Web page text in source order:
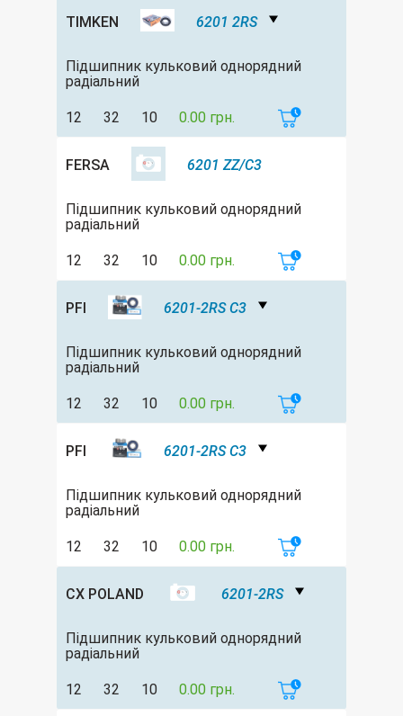
TIMKEN 6201 2RS
Підшипник кульковий однорядний
радіальний
12 32 10 0.00 грн.
FERSA 6201 ZZ/C3
Підшипник кульковий однорядний
радіальний
12 32 10 0.00 грн.
PFI 6201-2RS C3
Підшипник кульковий однорядний
радіальний
12 32 10 0.00 грн.
PFI 6201-2RS C3
Підшипник кульковий однорядний
радіальний
12 32 10 0.00 грн.
CX POLAND 6201-2RS
Підшипник кульковий однорядний
радіальний
12 32 10 0.00 грн.